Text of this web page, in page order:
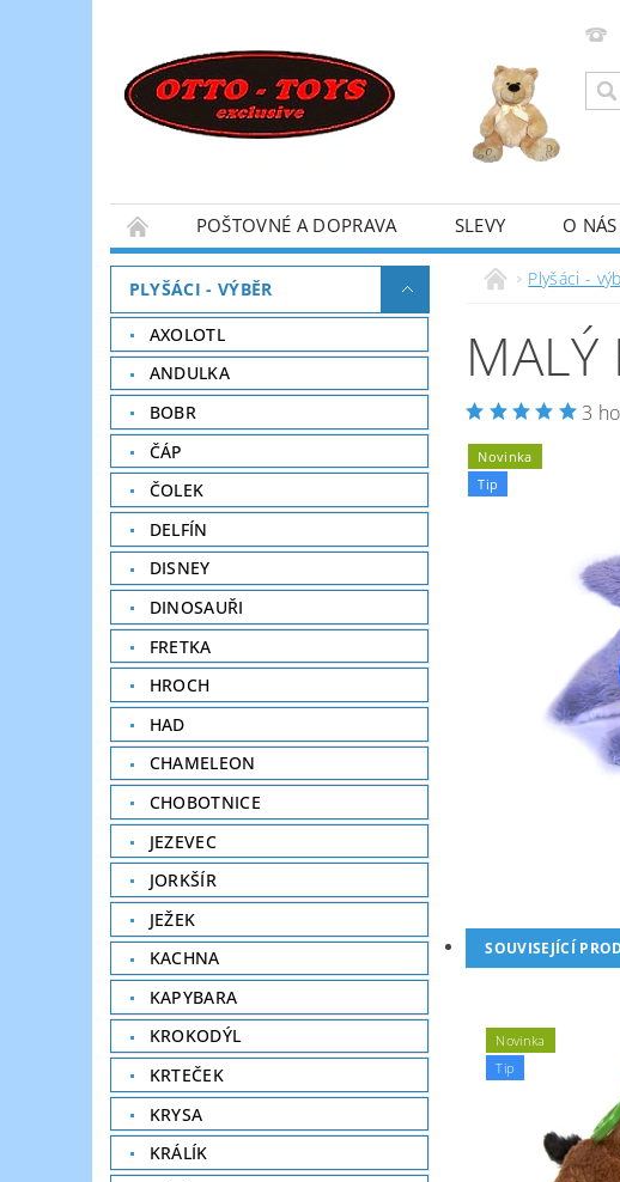
POŠTOVNÉ A DOPRAVA SLEVY O NÁS
PLYŠÁCI - VÝBĚR
AXOLOTL
ANDULKA
BOBR
ČÁP
ČOLEK
DELFÍN
DISNEY
DINOSAUŘI
FRETKA
HROCH
HAD
CHAMELEON
CHOBOTNICE
JEZEVEC
JORKŠÍR
JEŽEK
KACHNA
KAPYBARA
KROKODÝL
KRTEČEK
KRYSA
KRÁLÍK
Plyšáci -
MALÝ
3
Novinka
Tip
SOUVISEJÍCÍ
Novinka
Tip